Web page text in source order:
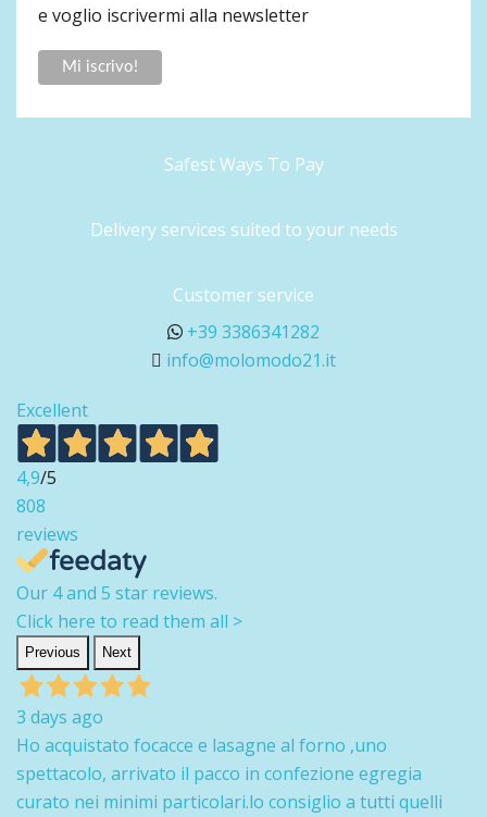
e voglio iscrivermi alla newsletter
Safest Ways To Pay
Delivery services suited to your needs
Customer service
+39 3386341282
info@molomodo21.it
Excellent
4,9/5
808
reviews
Our 4 and 5 star reviews.
Click here to read them all >
Previous Next
3 days ago
Ho acquistato focacce e lasagne al forno ,uno
spettacolo, arrivato il pacco in confezione egregia
curato nei minimi particolari.lo consiglio a tutti quelli